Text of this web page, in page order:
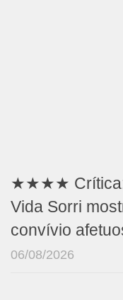
★★★★ Crítica:
Vida Sorri
convívio
06/08/2026